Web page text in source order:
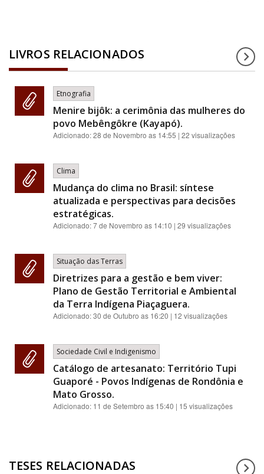
LIVROS RELACIONADOS
Etnografia
Menire bijôk: a cerimônia das mulheres do
povo Mebêngôkre (Kayapó).
Adicionado:28 de Novembro as 14:55 | 22 visualizações
Clima
Mudança do clima no Brasil: síntese
atualizada e perspectivas para decisões
estratégicas.
Adicionado:7 de Novembro as 14:10 | 29 visualizações
Situação das Terras
Diretrizes para a gestão e bem viver:
Plano de Gestão Territorial e Ambiental
da Terra Indígena Piaçaguera.
Adicionado:30 de Outubro as 16:20 | 12 visualizações
Sociedade Civil e Indigenismo
Catálogo de artesanato: Território Tupi
Guaporé - Povos Indígenas de Rondônia e
Mato Grosso.
Adicionado: 11 de Setembro as 15:40 | 15 visualizações
TESES RELACIONADAS